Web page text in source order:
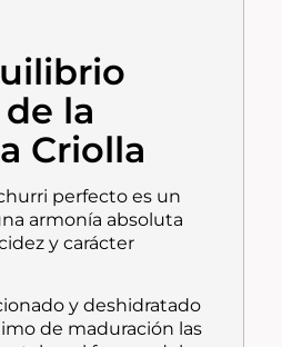
la
Criolla
perfecto es un
armonía absoluta
y carácter
y deshidratado
de maduración las